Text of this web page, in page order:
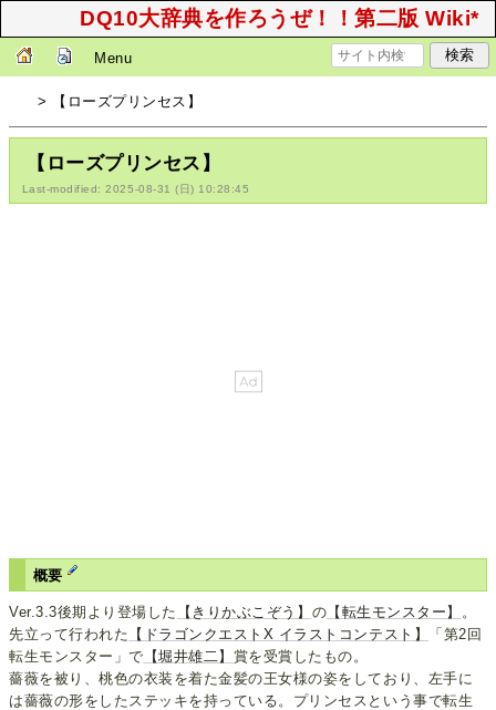
DQ10大辞典を作ろうぜ！！第二版 Wiki*
Menu
> 【ローズプリンセス】
【ローズプリンセス】
Last-modified: 2025-08-31 (日) 10:28:45
概要
Ver.3.3後期より登場した 【きりかぶこぞう】 の 【転生モンスター】
。
先立って行われた 【ドラゴンクエストX イラストコンテスト】
「第2回
転生モンスター」で 【堀井雄二】 賞を受賞したもの。
薔薇を被り、桃色の衣装を着た金髪の王女様の姿をしており、左手に
は薔薇の形をしたステッキを持っている。プリンセスという事で転生